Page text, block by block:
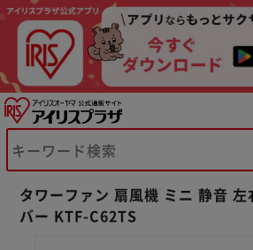
タワーファン 扇風機 ミニ 静音 左
バー KTF-C62TS